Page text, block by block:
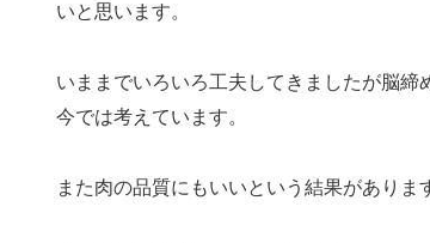
いと思います。
いままでいろいろ工夫してきましたが脳締
今では考えています。
また肉の品質にもいいという結果がありま